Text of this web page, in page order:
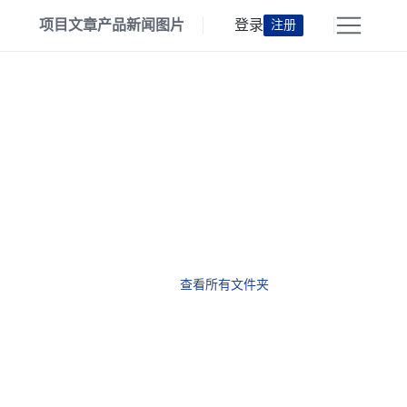
项目文章产品新闻 图片 登录 注册
查看所有文件夹